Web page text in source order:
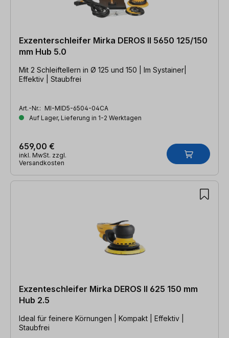
Exzenterschleifer Mirka DEROS II 5650 125/150
mm Hub 5.0
Mit 2 Schleiftellern in Ø 125 und 150 | Im Systainer|
Effektiv | Staubfrei
Art.-Nr.: MI-MID5-6504-04CA
Auf Lager, Lieferung in 1-2 Werktagen
659,00 €
inkl. MwSt. zzgl.
Versandkosten
Exzenteschleifer Mirka DEROS II 625 150 mm
Hub 2.5
Ideal für feinere Körnungen | Kompakt | Effektiv |
Staubfrei